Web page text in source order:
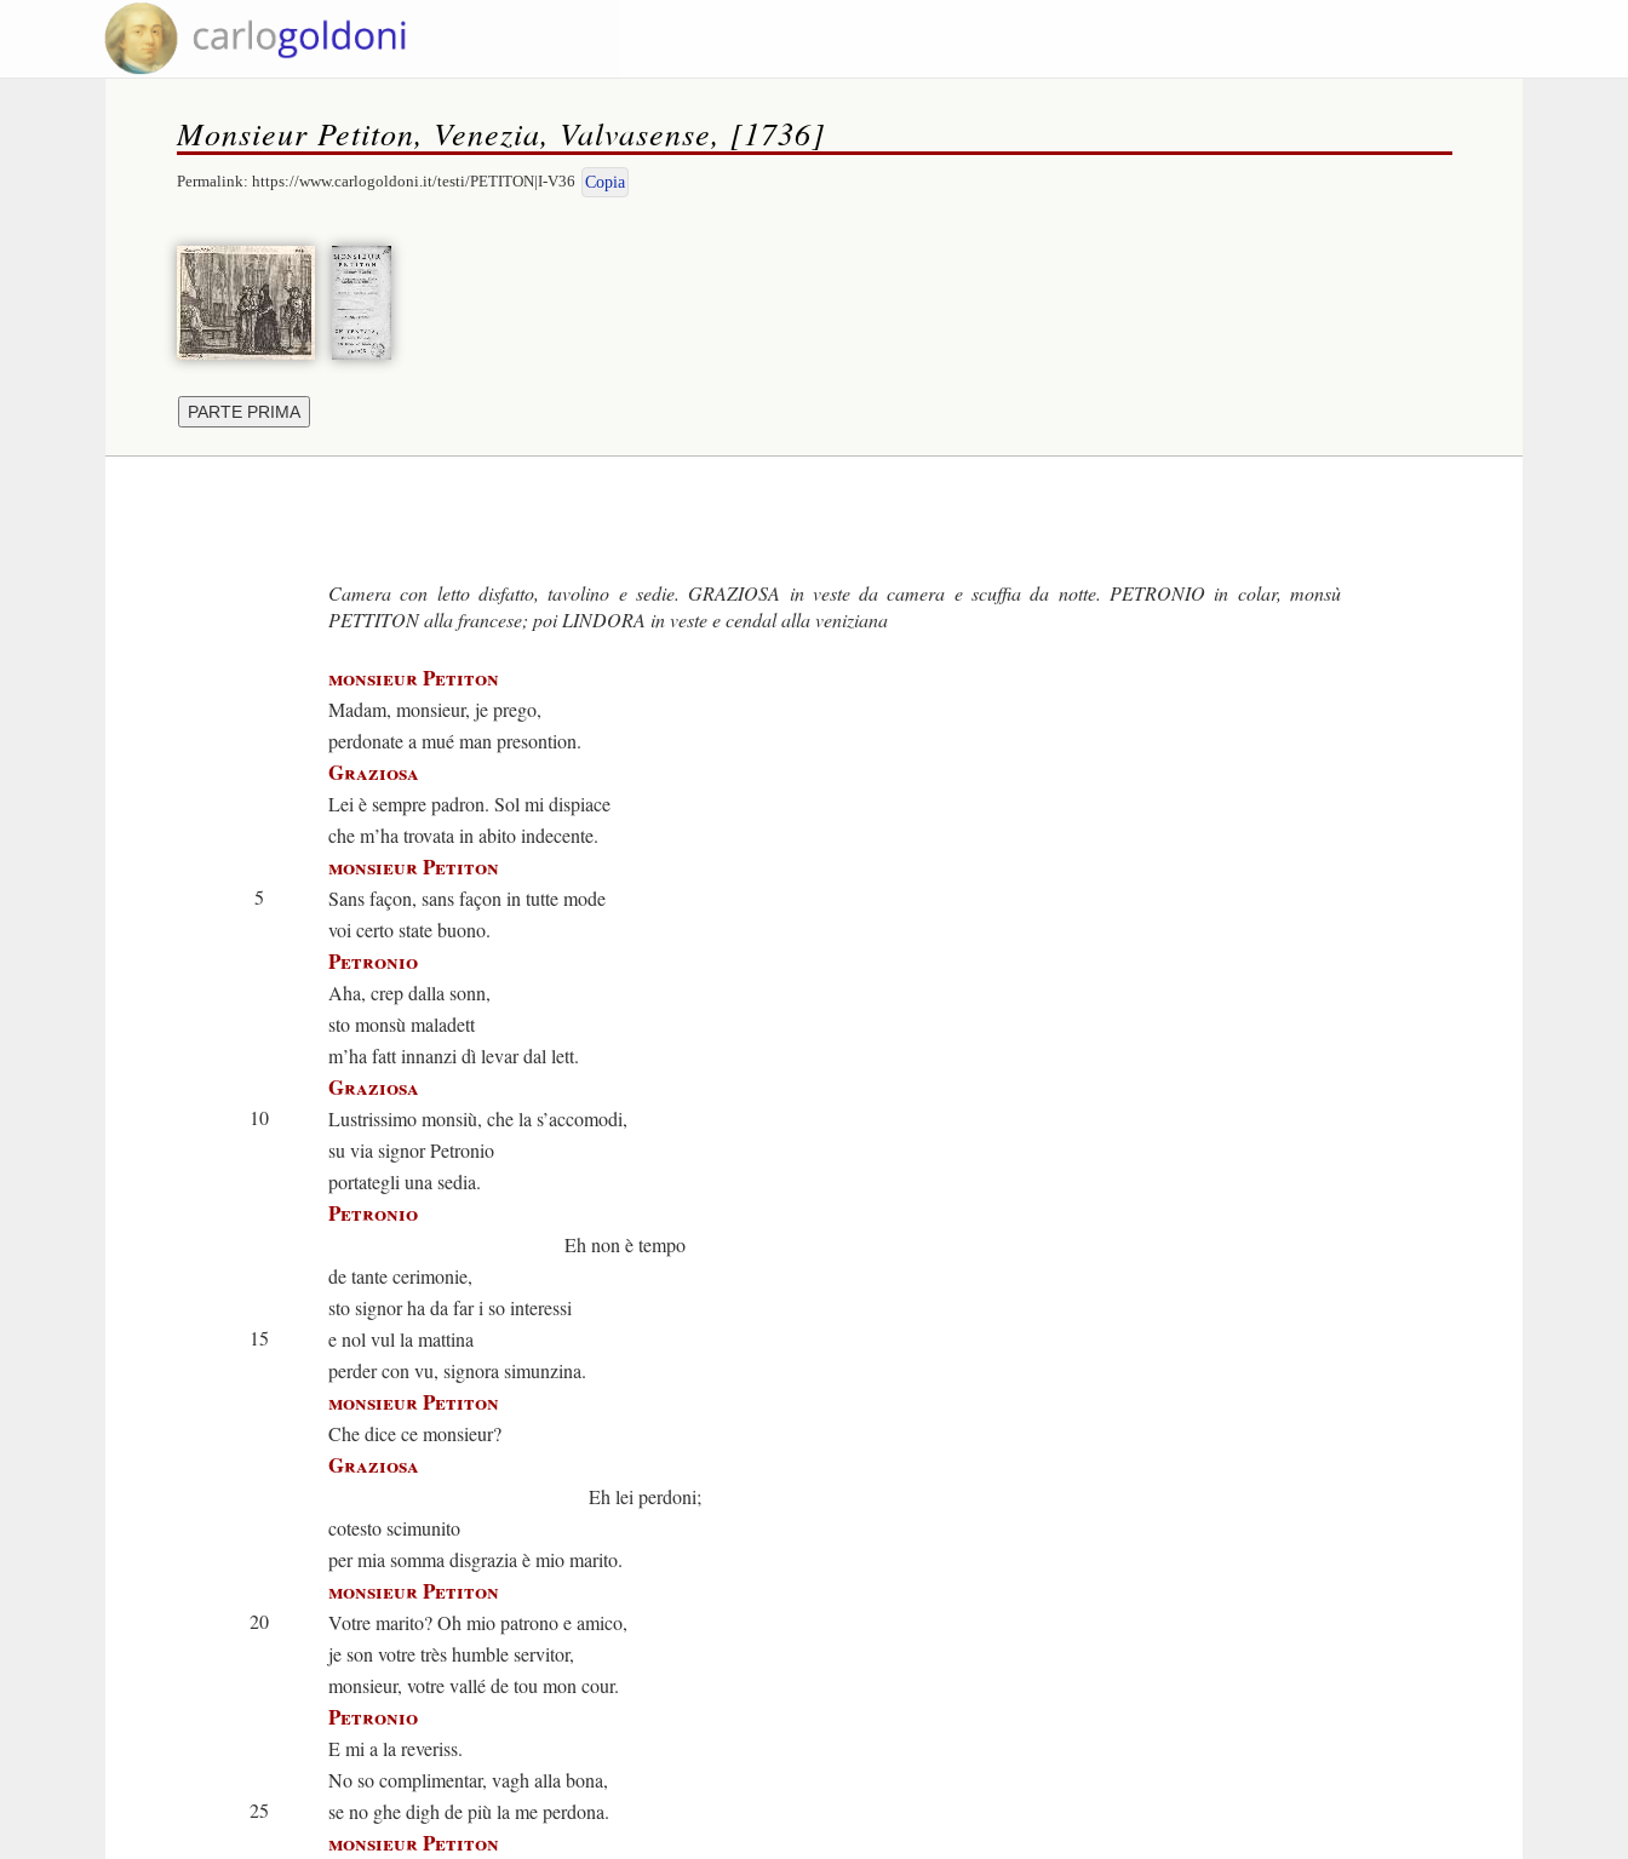
Monsieur Petiton, Venezia, Valvasense, [1736]
Permalink: https://www.carlogoldoni.it/testi/PETITON|I-V36 Copia
Camera con letto disfatto, tavolino e sedie. GRAZIOSA in veste da camera e scuffia da notte. PETRONIO in colar, monsù
PETTITON alla francese; poi LINDORA in veste e cendal alla veniziana
monsieur Petiton
Madam, monsieur, je prego,
perdonate a mué man presontion.
Graziosa
Lei è sempre padron. Sol mi dispiace
che m’ha trovata in abito indecente.
monsieur Petiton
5
Sans façon, sans façon in tutte mode
voi certo state buono.
Petronio
Aha, crep dalla sonn,
sto monsù maladett
m’ha fatt innanzi dì levar dal lett.
Graziosa
10
Lustrissimo monsiù, che la s’accomodi,
su via signor Petronio
portategli una sedia.
Petronio
Eh non è tempo
de tante cerimonie,
sto signor ha da far i so interessi
15
e nol vul la mattina
perder con vu, signora simunzina.
monsieur Petiton
Che dice ce monsieur?
Graziosa
Eh lei perdoni;
cotesto scimunito
per mia somma disgrazia è mio marito.
monsieur Petiton
20
Votre marito? Oh mio patrono e amico,
je son votre très humble servitor,
monsieur, votre vallé de tou mon cour.
Petronio
E mi a la reveriss.
No so complimentar, vagh alla bona,
25
se no ghe digh de più la me perdona.
monsieur Petiton